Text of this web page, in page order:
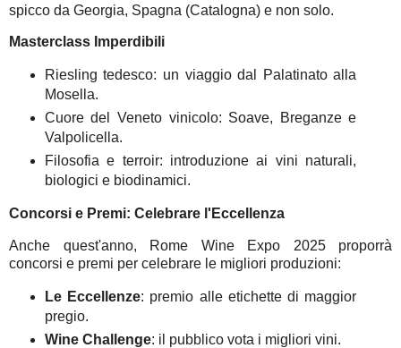
spicco da Georgia, Spagna (Catalogna) e non solo.
Masterclass Imperdibili
Riesling tedesco: un viaggio dal Palatinato alla
Mosella.
Cuore del Veneto vinicolo: Soave, Breganze e
Valpolicella.
Filosofia e terroir: introduzione ai vini naturali,
biologici e biodinamici.
Concorsi e Premi: Celebrare l'Eccellenza
Anche quest'anno, Rome Wine Expo 2025 proporrà
concorsi e premi per celebrare le migliori produzioni:
Le Eccellenze: premio alle etichette di maggior
pregio.
Wine Challenge: il pubblico vota i migliori vini.